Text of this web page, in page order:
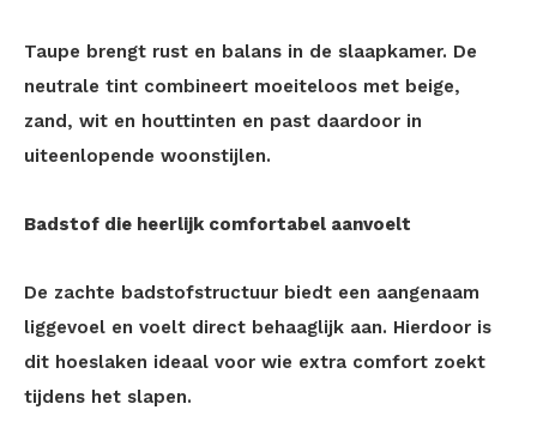
Taupe brengt rust en balans in de slaapkamer. De
neutrale tint combineert moeiteloos met beige,
zand, wit en houttinten en past daardoor in
uiteenlopende woonstijlen.
Badstof die heerlijk comfortabel aanvoelt
De zachte badstofstructuur biedt een aangenaam
liggevoel en voelt direct behaaglijk aan. Hierdoor is
dit hoeslaken ideaal voor wie extra comfort zoekt
tijdens het slapen.